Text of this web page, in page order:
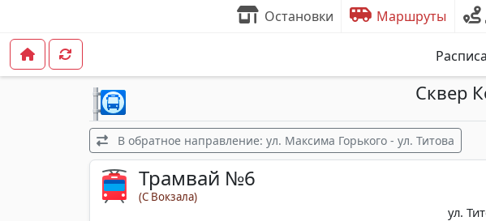
Остановки Маршруты
Сквер
В обратное направление: ул. Максима Горького - ул. Титова
Трамвай №6
(С Вокзала)
ул.